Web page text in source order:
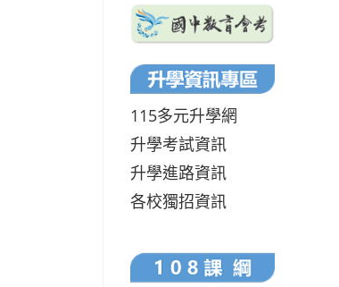
115多元升學網
升學考試資訊
升學進路資訊
各校獨招資訊